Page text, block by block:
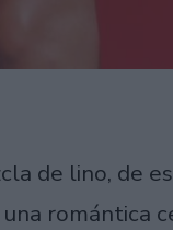
de lino, de
romántica